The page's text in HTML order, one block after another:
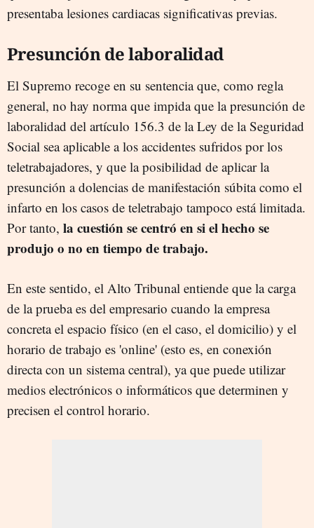
presentaba lesiones cardiacas significativas previas.
Presunción de laboralidad
El Supremo recoge en su sentencia que, como regla
general, no hay norma que impida que la presunción de
laboralidad del artículo 156.3 de la Ley de la Seguridad
Social sea aplicable a los accidentes sufridos por los
teletrabajadores, y que la posibilidad de aplicar la
presunción a dolencias de manifestación súbita como el
infarto en los casos de teletrabajo tampoco está limitada.
Por tanto, la cuestión se centró en si el hecho se
produjo o no en tiempo de trabajo.
En este sentido, el Alto Tribunal entiende que la carga
de la prueba es del empresario cuando la empresa
concreta el espacio físico (en el caso, el domicilio) y el
horario de trabajo es 'online' (esto es, en conexión
directa con un sistema central), ya que puede utilizar
medios electrónicos o informáticos que determinen y
precisen el control horario.